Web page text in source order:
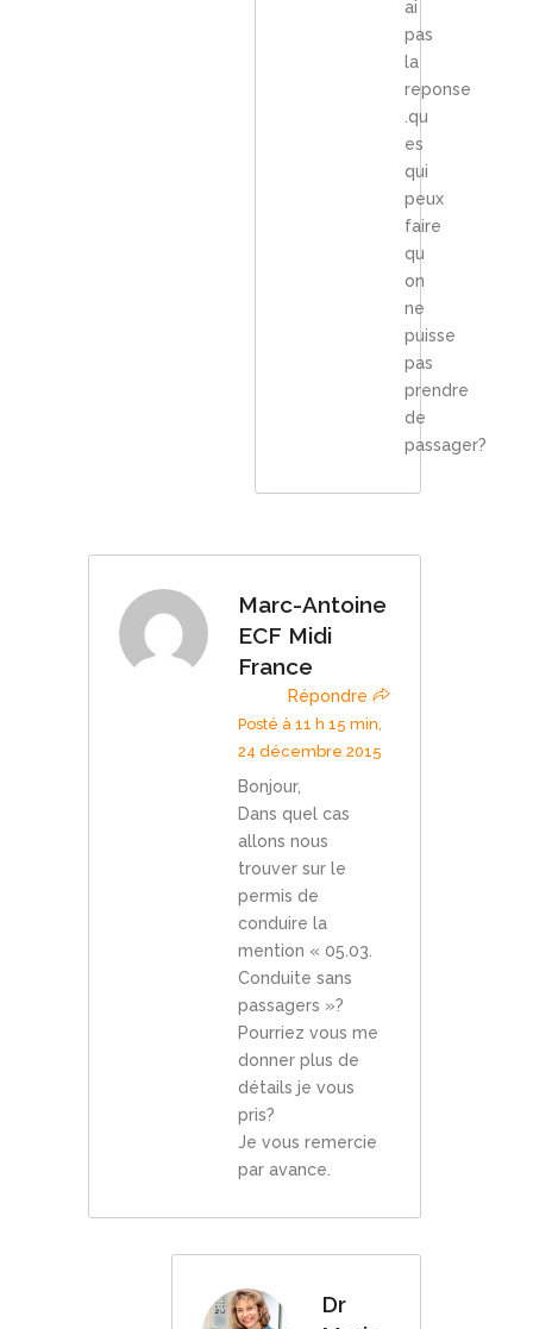
ai
pas
la
reponse
.qu
es
qui
peux
faire
qu
on
ne
puisse
pas
prendre
de
passager?
Marc-Antoine
ECF Midi
France
Répondre
Posté à 11 h 15 min,
24 décembre 2015
Bonjour,
Dans quel cas
allons nous
trouver sur le
permis de
conduire la
mention « 05.03.
Conduite sans
passagers »?
Pourriez vous me
donner plus de
détails je vous
pris?
Je vous remercie
par avance.
Dr